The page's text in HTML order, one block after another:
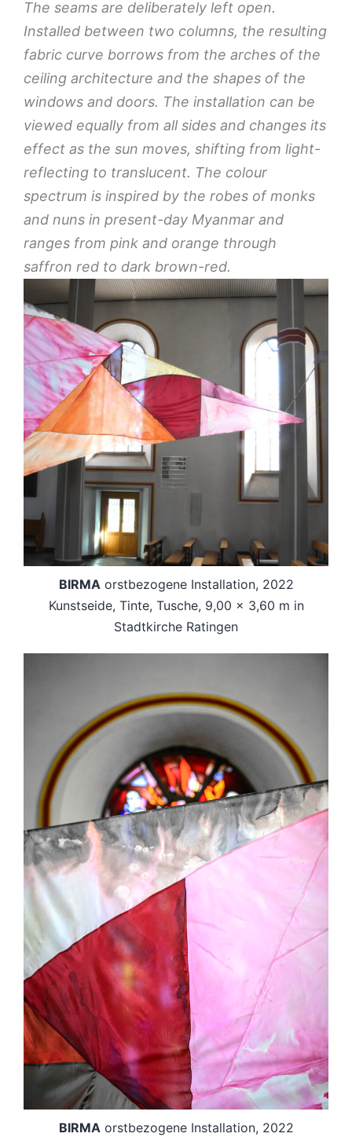
The seams are deliberately left open.
Installed between two columns, the resulting
fabric curve borrows from the arches of the
ceiling architecture and the shapes of the
windows and doors. The installation can be
viewed equally from all sides and changes its
effect as the sun moves, shifting from light-
reflecting to translucent. The colour
spectrum is inspired by the robes of monks
and nuns in present-day Myanmar and
ranges from pink and orange through
saffron red to dark brown-red.
BIRMA orstbezogene Installation, 2022
Kunstseide, Tinte, Tusche, 9,00 x 3,60 m in
Stadtkirche Ratingen
BIRMAorstbezogene Installation, 2022